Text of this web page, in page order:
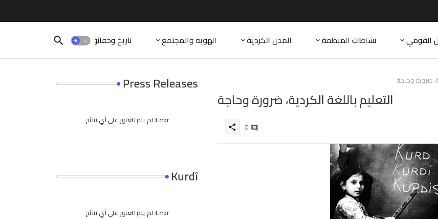
القومي نشاطات المنظمة المدن الكردية الهوية والمجتمع تاريخ وحقائق
ضرورة وحاجة
التعليم باللغة الكردية، ضرورة وحاجة
0
share
Press Releases
Error: لم يتم العثور على أي نتائج
Kurdî
Error: لم يتم العثور على أي نتائج